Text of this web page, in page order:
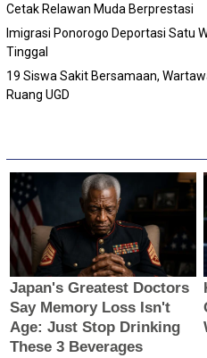
Cetak Relawan Muda Berprestasi
Imigrasi Ponorogo Deportasi Satu
Tinggal
19 Siswa Sakit Bersamaan,
Ruang UGD